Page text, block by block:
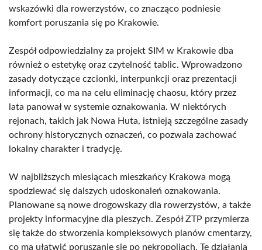
wskazówki dla rowerzystów, co znacząco podniesie
komfort poruszania się po Krakowie.
Zespół odpowiedzialny za projekt SIM w Krakowie dba
również o estetykę oraz czytelność tablic. Wprowadzono
zasady dotyczące czcionki, interpunkcji oraz prezentacji
informacji, co ma na celu eliminację chaosu, który przez
lata panował w systemie oznakowania. W niektórych
rejonach, takich jak Nowa Huta, istnieją szczególne zasady
ochrony historycznych oznaczeń, co pozwala zachować
lokalny charakter i tradycję.
W najbliższych miesiącach mieszkańcy Krakowa mogą
spodziewać się dalszych udoskonaleń oznakowania.
Planowane są nowe drogowskazy dla rowerzystów, a także
projekty informacyjne dla pieszych. Zespół ZTP przymierza
się także do stworzenia kompleksowych planów cmentarzy,
co ma ułatwić poruszanie się po nekropoliach. Te działania